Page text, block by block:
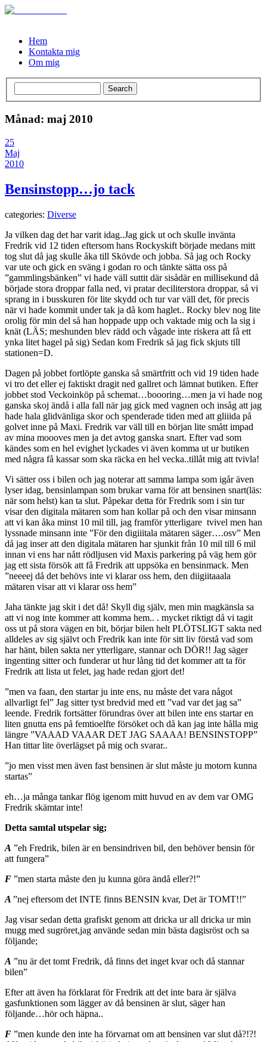
Hem
Kontakta mig
Om mig
Månad: maj 2010
25
Maj
2010
Bensinstopp…jo tack
categories: Diverse
Ja vilken dag det har varit idag..Jag gick ut och skulle invänta
Fredrik vid 12 tiden eftersom hans Rockyskift började medans mitt
tog slut då jag skulle åka till Skövde och jobba. Så jag och Rocky
var ute och gick en sväng i godan ro och tänkte sätta oss på
”gammlingsbänken” vi hade väll suttit där sisådär en millisekund då
började stora droppar falla ned, vi pratar deciliterstora droppar, så vi
sprang in i busskuren för lite skydd och tur var väll det, för precis
när vi hade kommit under tak ja då kom haglet.. Rocky blev nog lite
orolig för min del så han hoppade upp och vaktade mig och la sig i
knät (LÄS; meshunden blev rädd och vågade inte riskera att få ett
ynka litet hagel på sig) Sedan kom Fredrik så jag fick skjuts till
stationen=D.
Dagen på jobbet fortlöpte ganska så smärtfritt och vid 19 tiden hade
vi tro det eller ej faktiskt dragit ned gallret och lämnat butiken. Efter
jobbet stod Veckoinköp på schemat…boooring…men ja vi hade nog
ganska skoj ändå i alla fall när jag gick med vagnen och insåg att jag
hade hala glidvänliga skor och spenderade tiden med att gliiida på
golvet inne på Maxi. Fredrik var väll till en början lite smått impad
av mina moooves men ja det avtog ganska snart. Efter vad som
kändes som en hel evighet lyckades vi även komma ut ur butiken
med några få kassar som ska räcka en hel vecka..tillåt mig att tvivla!
Vi sätter oss i bilen och jag noterar att samma lampa som igår även
lyser idag, bensinlampan som brukar varna för att bensinen snart(läs:
när som helst) kan ta slut. Påpekar detta för Fredrik som i sin tur
visar den digitala mätaren som han kollar på och den visar minsann
att vi kan åka minst 10 mil till, jag framför ytterligare tvivel men han
lyssnade minsann inte ”För den digiiitala mätaren säger….osv” Men
då jag inser att den digitala mätaren har sjunkit från 10 mil till 6 mil
innan vi ens har nått rödljusen vid Maxis parkering på väg hem gör
jag ett sista försök att få Fredrik att uppsöka en bensinmack. Men
”neeeej då det behövs inte vi klarar oss hem, den diigiitaaala
mätaren visar att vi klarar oss hem”
Jaha tänkte jag skit i det då! Skyll dig själv, men min magkänsla sa
att vi nog inte kommer att komma hem.. . mycket riktigt då vi tagit
oss ut på stora vägen en bit, börjar bilen helt PLÖTSLIGT sakta ned
alldeles av sig självt och Fredrik kan inte för sitt liv förstå vad som
har hänt, bilen sakta ner ytterligare, stannar och DÖR!! Jag säger
ingenting sitter och funderar ut hur lång tid det kommer att ta för
Fredrik att lista ut felet, jag hade redan gjort det!
”men va faan, den startar ju inte ens, nu måste det vara något
allvarligt fel” Jag sitter tyst bredvid med ett ”vad var det jag sa”
leende. Fredrik fortsätter förundras över att bilen inte ens startar en
liten gnutta ens på femtioelfte försöket och då kan jag inte hålla mig
längre ”VAAAD VAAAR DET JAG SAAAA! BENSINSTOPP”
Han tittar lite överlägset på mig och svarar..
”jo men visst men även fast bensinen är slut måste ju motorn kunna
startas”
eh…ja många tankar flög igenom mitt huvud en av dem var OMG
Fredrik skämtar inte!
Detta samtal utspelar sig;
A ”eh Fredrik, bilen är en bensindriven bil, den behöver bensin för
att fungera”
F ”men starta måste den ju kunna göra ändå eller?!”
A ”nej eftersom det INTE finns BENSIN kvar, Det är TOMT!!”
Jag visar sedan detta grafiskt genom att dricka ur all dricka ur min
mugg med sugröret,jag använde sedan min bästa dagisröst och sa
följande;
A ”nu är det tomt Fredrik, då finns det inget kvar och då stannar
bilen”
Efter att även ha förklarat för Fredrik att det inte bara är själva
gasfunktionen som lägger av då bensinen är slut, säger han
följande…hör och häpna..
F ”men kunde den inte ha förvarnat om att bensinen var slut då?!?!